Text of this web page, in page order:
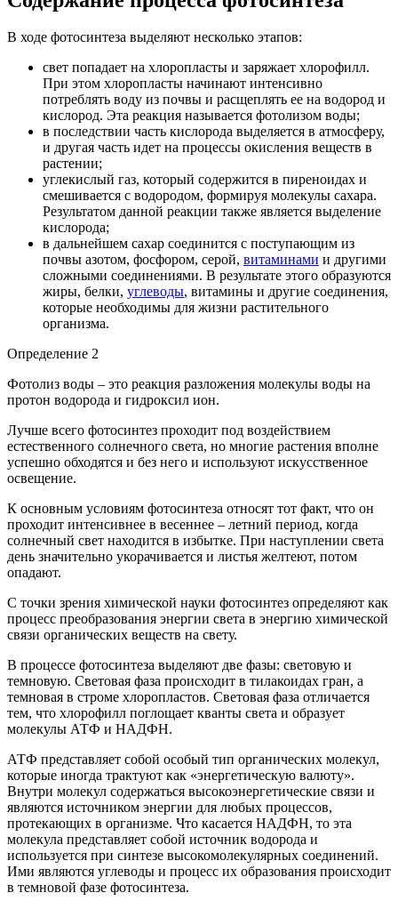
В ходе фотосинтеза выделяют несколько этапов:
свет попадает на хлоропласты и заряжает хлорофилл.
При этом хлоропласты начинают интенсивно
потреблять воду из почвы и расщеплять ее на водород и
кислород. Эта реакция называется фотолизом воды;
в последствии часть кислорода выделяется в атмосферу,
и другая часть идет на процессы окисления веществ в
растении;
углекислый газ, который содержится в пиреноидах и
смешивается с водородом, формируя молекулы сахара.
Результатом данной реакции также является выделение
кислорода;
в дальнейшем сахар соединится с поступающим из
почвы азотом, фосфором, серой, витаминами и другими
сложными соединениями. В результате этого образуются
жиры, белки, углеводы, витамины и другие соединения,
которые необходимы для жизни растительного
организма.
Определение 2
Фотолиз воды – это реакция разложения молекулы воды на
протон водорода и гидроксил ион.
Лучше всего фотосинтез проходит под воздействием
естественного солнечного света, но многие растения вполне
успешно обходятся и без него и используют искусственное
освещение.
К основным условиям фотосинтеза относят тот факт, что он
проходит интенсивнее в весеннее – летний период, когда
солнечный свет находится в избытке. При наступлении света
день значительно укорачивается и листья желтеют, потом
опадают.
С точки зрения химической науки фотосинтез определяют как
процесс преобразования энергии света в энергию химической
связи органических веществ на свету.
В процессе фотосинтеза выделяют две фазы: световую и
темновую. Световая фаза происходит в тилакоидах гран, а
темновая в строме хлоропластов. Световая фаза отличается
тем, что хлорофилл поглощает кванты света и образует
молекулы АТФ и НАДФН.
АТФ представляет собой особый тип органических молекул,
которые иногда трактуют как «энергетическую валюту».
Внутри молекул содержаться высокоэнергетические связи и
являются источником энергии для любых процессов,
протекающих в организме. Что касается НАДФН, то эта
молекула представляет собой источник водорода и
используется при синтезе высокомолекулярных соединений.
Ими являются углеводы и процесс их образования происходит
в темновой фазе фотосинтеза.